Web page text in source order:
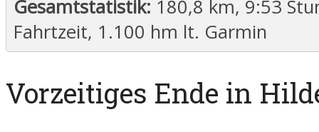
Gesamtstatistik: 180,8 km, 9:53
Fahrtzeit, 1.100 hm lt. Garmin
Vorzeitiges Ende in